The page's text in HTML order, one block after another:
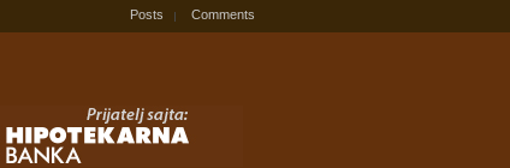
Posts Comments